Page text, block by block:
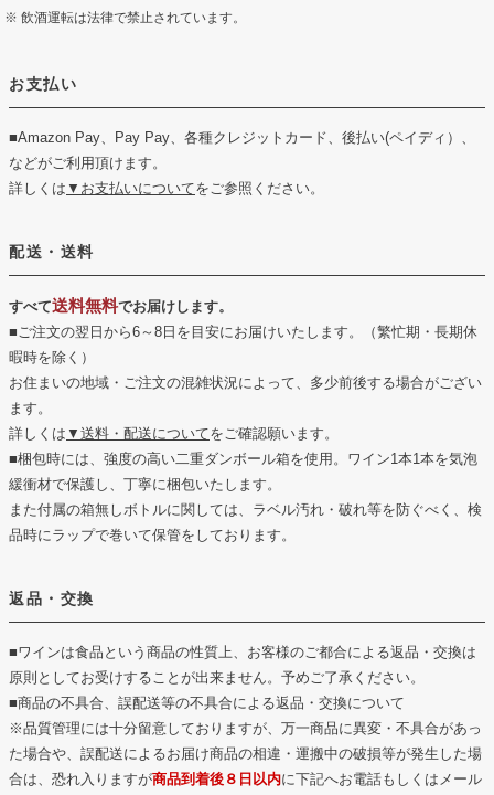
飲酒運転は法律で禁止されています。
お支払い
■Amazon Pay、Pay Pay、各種クレジットカード、後払い(ペイディ）、
などがご利用頂けます。
詳しくは ▼お支払いについてをご参照ください。
配送・送料
すべて送料無料でお届けします。
■ご注文の翌日から6～8日を目安にお届けいたします。（繁忙期・長期休
暇時を除く）
お住まいの地域・ご注文の混雑状況によって、多少前後する場合がござい
ます。
詳しくは ▼送料・配送についてをご確認願います。
■梱包時には、強度の高い二重ダンボール箱を使用。ワイン1本1本を気泡
緩衝材で保護し、丁寧に梱包いたします。
また付属の箱無しボトルに関しては、ラベル汚れ・破れ等を防ぐべく、検
品時にラップで巻いて保管をしております。
返品・交換
■ワインは食品という商品の性質上、お客様のご都合による返品・交換は
原則としてお受けすることが出来ません。予めご了承ください。
■商品の不具合、誤配送等の不具合による返品・交換について
※品質管理には十分留意しておりますが、万一商品に異変・不具合があっ
た場合や、誤配送によるお届け商品の相違・運搬中の破損等が発生した場
合は、恐れ入りますが商品到着後８日以内に下記へお電話もしくはメール